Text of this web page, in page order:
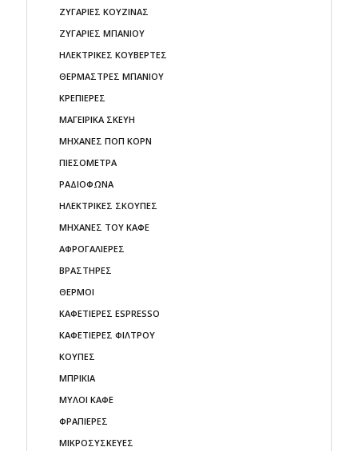
ΖΥΓΑΡΙΕΣ ΚΟΥΖΙΝΑΣ
ΖΥΓΑΡΙΕΣ ΜΠΑΝΙΟΥ
ΗΛΕΚΤΡΙΚΕΣ ΚΟΥΒΕΡΤΕΣ
ΘΕΡΜΑΣΤΡΕΣ ΜΠΑΝΙΟΥ
ΚΡΕΠΙΕΡΕΣ
ΜΑΓΕΙΡΙΚΑ ΣΚΕΥΗ
ΜΗΧΑΝΕΣ ΠΟΠ ΚΟΡΝ
ΠΙΕΣΟΜΕΤΡΑ
ΡΑΔΙΟΦΩΝΑ
ΗΛΕΚΤΡΙΚΕΣ ΣΚΟΥΠΕΣ
ΜΗΧΑΝΕΣ ΤΟΥ ΚΑΦΕ
ΑΦΡΟΓΑΛΙΕΡΕΣ
ΒΡΑΣΤΗΡΕΣ
ΘΕΡΜΟΙ
ΚΑΦΕΤΙΕΡΕΣ ESPRESSO
ΚΑΦΕΤΙΕΡΕΣ ΦΙΛΤΡΟΥ
ΚΟΥΠΕΣ
ΜΠΡΙΚΙΑ
ΜΥΛΟΙ ΚΑΦΕ
ΦΡΑΠΙΕΡΕΣ
ΜΙΚΡΟΣΥΣΚΕΥΕΣ